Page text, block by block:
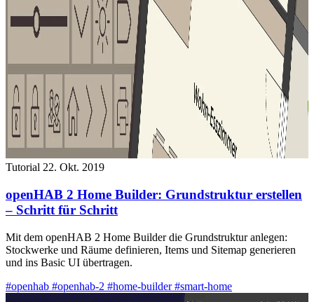
Tutorial 22. Okt. 2019
openHAB 2 Home Builder: Grundstruktur erstellen
– Schritt für Schritt
Mit dem openHAB 2 Home Builder die Grundstruktur anlegen:
Stockwerke und Räume definieren, Items und Sitemap generieren
und ins Basic UI übertragen.
#openhab #openhab-2 #home-builder#smart-home